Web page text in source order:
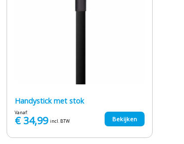
Handystick met stok
Vanaf:
€34,99 incl. BTW Bekijken